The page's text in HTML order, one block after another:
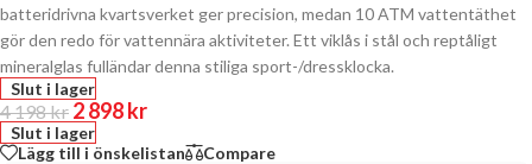
batteridrivna kvartsverket ger precision, medan 10 ATM vattentäthet
gör den redo för vattennära aktiviteter. Ett viklås i stål och reptåligt
mineralglas fulländar denna stiliga sport-/dressklocka.
Slut i lager
4 198kr 2 898kr
Slut i lager
Lägg till i önskelistan
Compare